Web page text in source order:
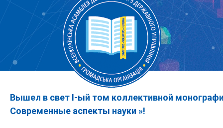
Вышел в свет І-ый том коллективной
Современные аспекты науки »!